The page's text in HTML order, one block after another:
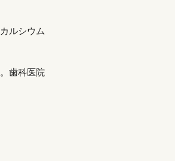
ルシウム
歯科医院